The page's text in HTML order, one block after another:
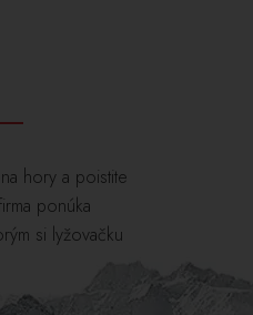
hory a poistite
ponúka
si lyžovačku